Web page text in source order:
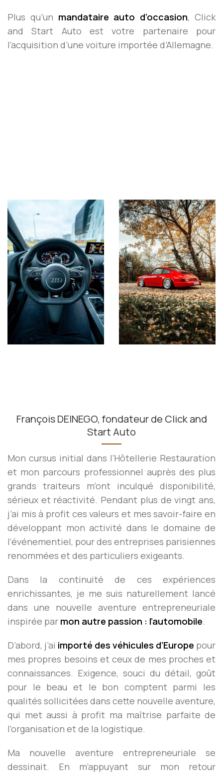
Plus qu’un mandataire auto d’occasion, Click
and Start Auto est votre partenaire pour
l’acquisition d’une voiture importée d’Allemagne.
François DEINEGO, fondateur de Click and
Start Auto
Mon cursus initial dans l’Hôtellerie Restauration
et mon parcours professionnel auprès des plus
grands traiteurs m’ont inculqué disponibilité,
sérieux et réactivité. Pendant plus de vingt ans,
j’ai mis à profit ces valeurs et mes savoir-faire en
développant mon activité dans le domaine de
l’événementiel, pour des entreprises parisiennes
renommées et des particuliers exigeants.
Dans la continuité de ces expériences
enrichissantes, je me suis naturellement lancé
dans une nouvelle aventure entrepreneuriale
inspirée par mon autre passion : l’automobile.
D’abord, j’ai importé des véhicules d’Europe pour
mes propres besoins et ceux de mes proches et
connaissances. Exigence, souci du détail, goût
pour le beau et le bon comptent parmi les
qualités sollicitées dans cette nouvelle aventure,
qui met aussi à profit ma maîtrise parfaite de
l’organisation et de la logistique.
Ma nouvelle aventure entrepreneuriale se
dessinait. En m’appuyant sur mon retour